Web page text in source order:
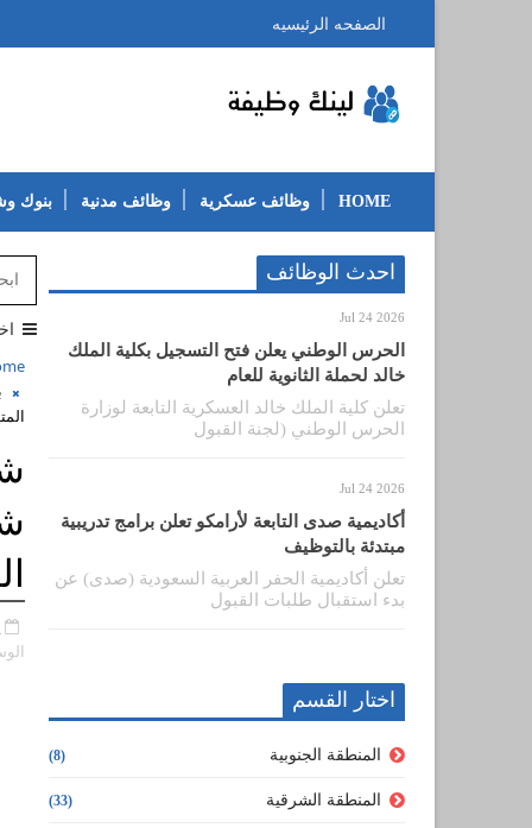
الصفحه الرئيسيه
HOME وظائف عسكرية وظائف مدنية بنوك
احدث الوظائف
Jul 24 2026
الحرس الوطني يعلن فتح التسجيل بكلية الملك
خالد لحملة الثانوية للعام
تعلن كلية الملك خالد العسكرية التابعة لوزارة
الحرس الوطني (لجنة القبول
Jul 24 2026
أكاديمية صدى التابعة لأرامكو تعلن برامج تدريبية
مبتدئة بالتوظيف
تعلن أكاديمية الحفر العربية السعودية (صدى) عن
بدء استقبال طلبات القبول
اختار القسم
المنطقة الجنوبية (8)
المنطقة الشرقية (33)